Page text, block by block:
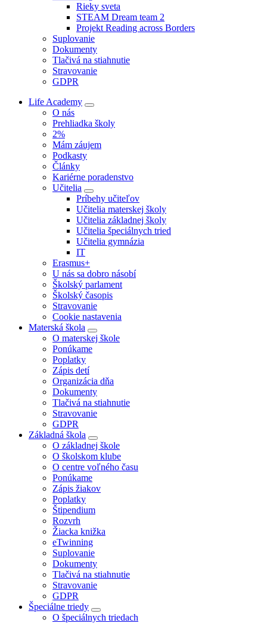
Rieky sveta
STEAM Dream team 2
Projekt Reading across Borders
Suplovanie
Dokumenty
Tlačivá na stiahnutie
Stravovanie
GDPR
Life Academy
O nás
Prehliadka školy
2%
Mám záujem
Podkasty
Články
Kariérne poradenstvo
Učitelia
Príbehy učiteľov
Učitelia materskej školy
Učitelia základnej školy
Učitelia špeciálnych tried
Učitelia gymnázia
IT
Erasmus+
U nás sa dobro násobí
Školský parlament
Školský časopis
Stravovanie
Cookie nastavenia
Materská škola
O materskej škole
Ponúkame
Poplatky
Zápis detí
Organizácia dňa
Dokumenty
Tlačivá na stiahnutie
Stravovanie
GDPR
Základná škola
O základnej škole
O školskom klube
O centre voľného času
Ponúkame
Zápis žiakov
Poplatky
Štipendium
Rozvrh
Žiacka knižka
eTwinning
Suplovanie
Dokumenty
Tlačivá na stiahnutie
Stravovanie
GDPR
Špeciálne triedy
O špeciálnych triedach